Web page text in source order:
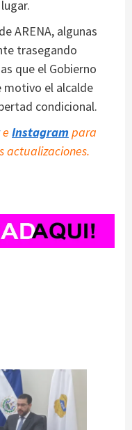
ARENA, algunas
trasegando
que el Gobierno
motivo el alcalde
condicional.
e Instagram para
actualizaciones.